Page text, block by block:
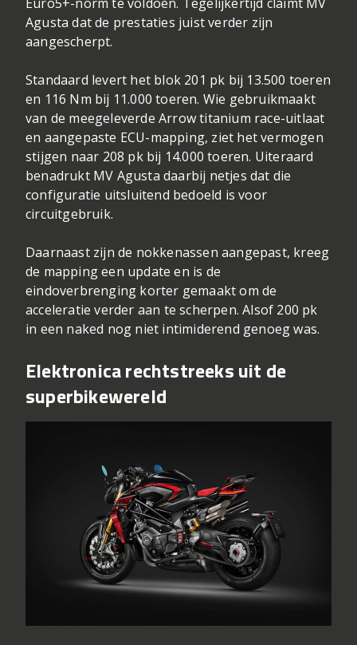
Agusta dat de prestaties juist verder zijn
aangescherpt.
Standaard levert het blok 201 pk bij 13.500 toeren
en 116 Nm bij 11.000 toeren. Wie gebruikmaakt
van de meegeleverde Arrow titanium race-uitlaat
en aangepaste ECU-mapping, ziet het vermogen
stijgen naar 208 pk bij 14.000 toeren. Uiteraard
benadrukt MV Agusta daarbij netjes dat die
configuratie uitsluitend bedoeld is voor
circuitgebruik.
Daarnaast zijn de nokkenassen aangepast, kreeg
de mapping een update en is de
eindoverbrenging korter gemaakt om de
acceleratie verder aan te scherpen. Alsof 200 pk
in een naked nog niet intimiderend genoeg was.
Elektronica rechtstreeks uit de
superbikewereld